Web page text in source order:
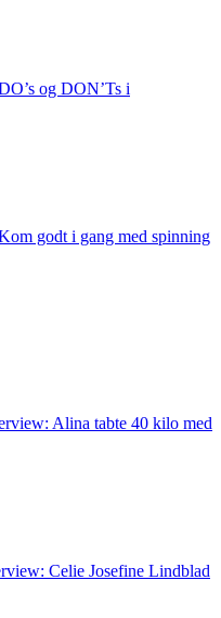
og DON’Ts i
godt i gang med spinning
Alina tabte 40 kilo med
Celie Josefine Lindblad